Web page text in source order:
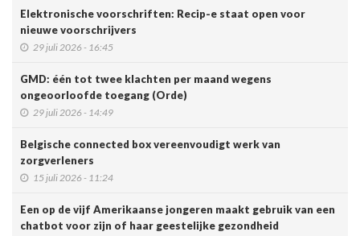
Elektronische voorschriften: Recip-e staat open voor
nieuwe voorschrijvers
29 juli 2026 - 16:45
GMD: één tot twee klachten per maand wegens
ongeoorloofde toegang (Orde)
29 juli 2026 - 14:49
Belgische connected box vereenvoudigt werk van
zorgverleners
15 juli 2026 - 11:24
Een op de vijf Amerikaanse jongeren maakt gebruik van een
chatbot voor zijn of haar geestelijke gezondheid